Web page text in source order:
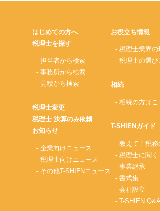
はじめての方へ
税理士を探す
- 担当者から検索
- 事務所から検索
- 見積から検索
税理士変更
税理士 決算のみ依頼
お知らせ
- 企業向けニュース
- 税理士向けニュース
- その他T-SHIENニュース
お役立ち情報
- 税理士業界の
- 税理士の選び
相続
- 相続の方はこ
T-SHIENガイド
- 教えて！税務
- 税理士に聞く
- 事業継承
- 書式集
- 会社設立
- T-SHIEN Q&A